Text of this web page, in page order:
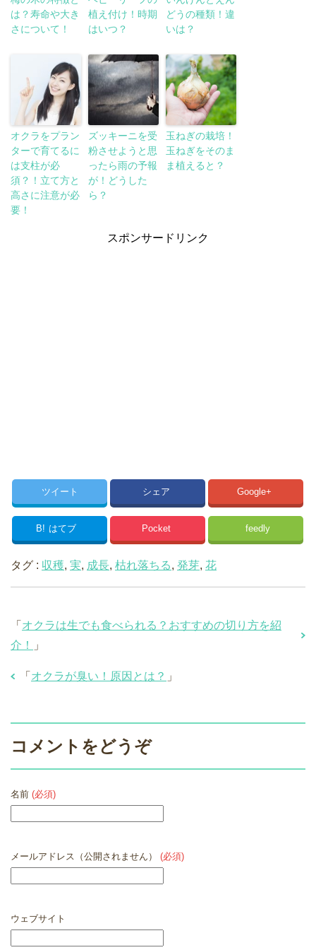
は？寿命や大き
さについて！
植え付け！時期
はいつ？
どうの種類！違
いは？
オクラをプラン
ターで育てるに
は支柱が必
須？！立て方と
高さに注意が必
要！
ズッキーニを受
粉させようと思
ったら雨の予報
が！どうした
ら？
玉ねぎの栽培！
玉ねぎをそのま
ま植えると？
スポンサードリンク
ツイート シェア Google+
B! はてブ Pocket feedly
タグ : 収穫, 実, 成長, 枯れ落ちる, 発芽, 花
「 オクラは生でも食べられる？おすすめの切り方を紹
介！
」
「 オクラが臭い！原因とは？ 」
コメントをどうぞ
名前 (必須)
メールアドレス（公開されません） (必須)
ウェブサイト